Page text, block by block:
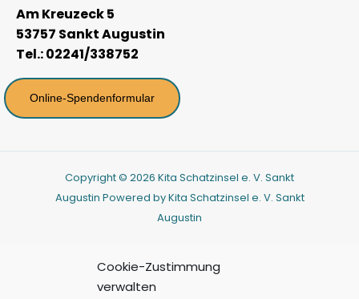
Cookie-Zustimmung
verwalten
Am Kreuzeck 5
53757 Sankt Augustin
Tel.: 02241/338752
Online-Spendenformular
Copyright © 2026 Kita Schatzinsel e. V. Sankt
Augustin Powered by Kita Schatzinsel e. V. Sankt
Augustin